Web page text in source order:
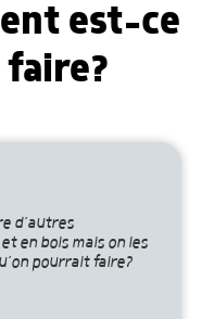
est-ce
d’autres
en bois mais on les
pourrait faire?